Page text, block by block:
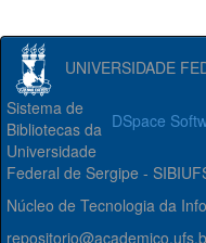
UNIVERSIDADE
DSpace
Sistema de
Bibliotecas da
Universidade
Federal de Sergipe -
Núcleo de Tecnologia da